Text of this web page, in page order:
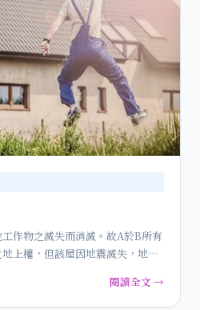
作物之滅失而消滅。故A於B所有
上權，但該屋因地震滅失，地上
閱讀全文 →